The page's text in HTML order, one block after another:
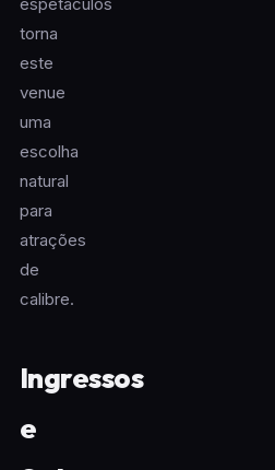
espetáculos
torna
este
venue
uma
escolha
natural
para
atrações
de
calibre.
Ingressos
e